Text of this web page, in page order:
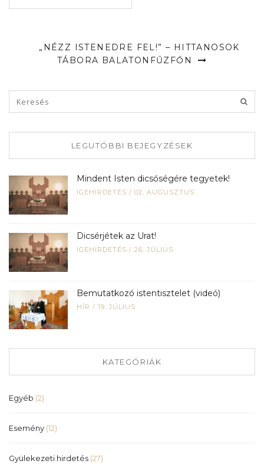
„NÉZZ ISTENEDRE FEL!” – HITTANOSOK
TÁBORA BALATONFŰZFŐN
LEGUTÓBBI BEJEGYZÉSEK
Mindent Isten dicsőségére tegyetek!
IGEHIRDETÉS / 02, AUGUSZTUS
Dicsérjétek az Urat!
IGEHIRDETÉS / 26, JÚLIUS
Bemutatkozó istentisztelet (videó)
HÍR / 19, JÚLIUS
KATEGÓRIÁK
Egyéb (2)
Esemény (12)
Gyülekezeti hirdetés (27)